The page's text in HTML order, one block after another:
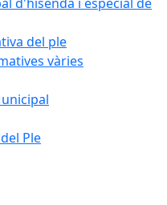
del ple
vàries
Ple